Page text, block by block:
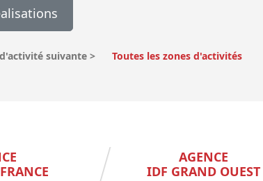
suivante > Toutes les zones d'activités
AGENCE
IDF GRAND OUEST